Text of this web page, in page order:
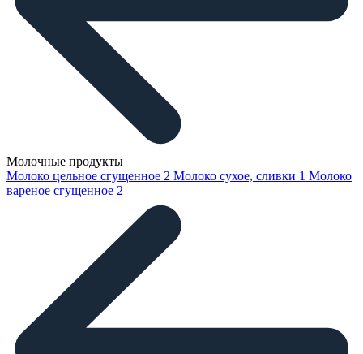
Молочные продукты
Молоко цельное сгущенное 2 Молоко сухое, сливки 1 Молоко
вареное сгущенное 2